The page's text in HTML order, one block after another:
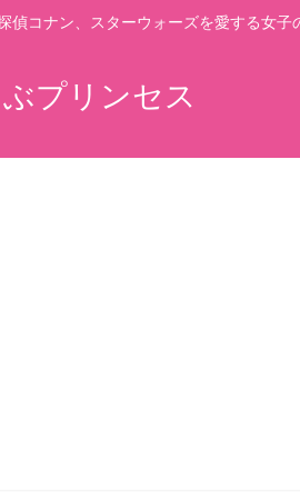
偵コナン、スターウォーズを愛する女子
プリンセス